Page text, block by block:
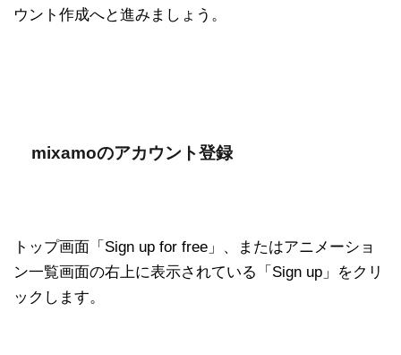
ウント作成へと進みましょう。
mixamoのアカウント登録
トップ画面「Sign up for free」、またはアニメーショ
ン一覧画面の右上に表示されている「Sign up」をクリ
ックします。